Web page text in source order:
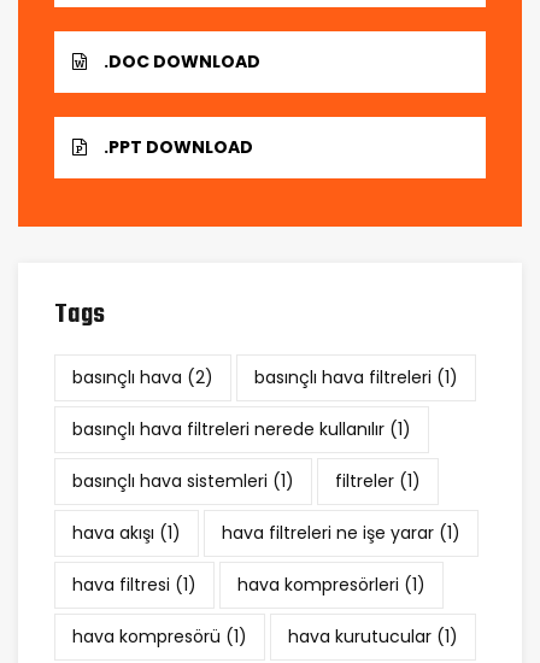
.DOC DOWNLOAD
.PPT DOWNLOAD
Tags
basınçlı hava (2) basınçlı hava filtreleri (1)
basınçlı hava filtreleri nerede kullanılır (1)
basınçlı hava sistemleri (1) filtreler (1)
hava akışı (1) hava filtreleri ne işe yarar (1)
hava filtresi (1) hava kompresörleri (1)
hava kompresörü (1) hava kurutucular (1)